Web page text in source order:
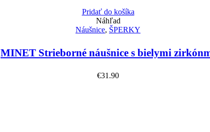
Pridať do košíka
Náhľad
Náušnice, ŠPERKY
MINET Strieborné náušnice s bielymi
€31.90